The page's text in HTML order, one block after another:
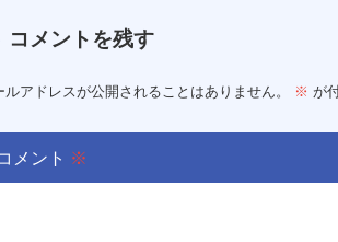
コメントを残す
ルアドレスが公開されることはありません。 ※ が
メント ※